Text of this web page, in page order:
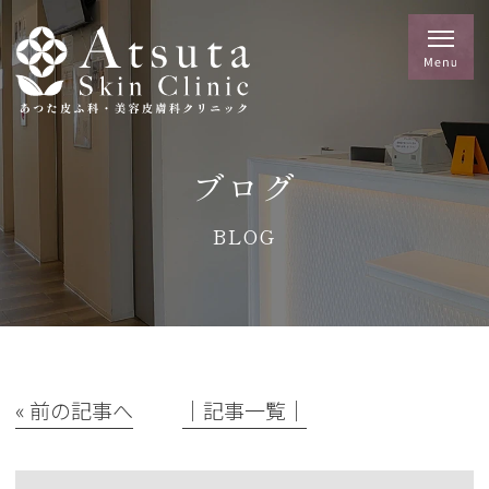
ブログ
BLOG
« 前の記事へ │記事一覧│